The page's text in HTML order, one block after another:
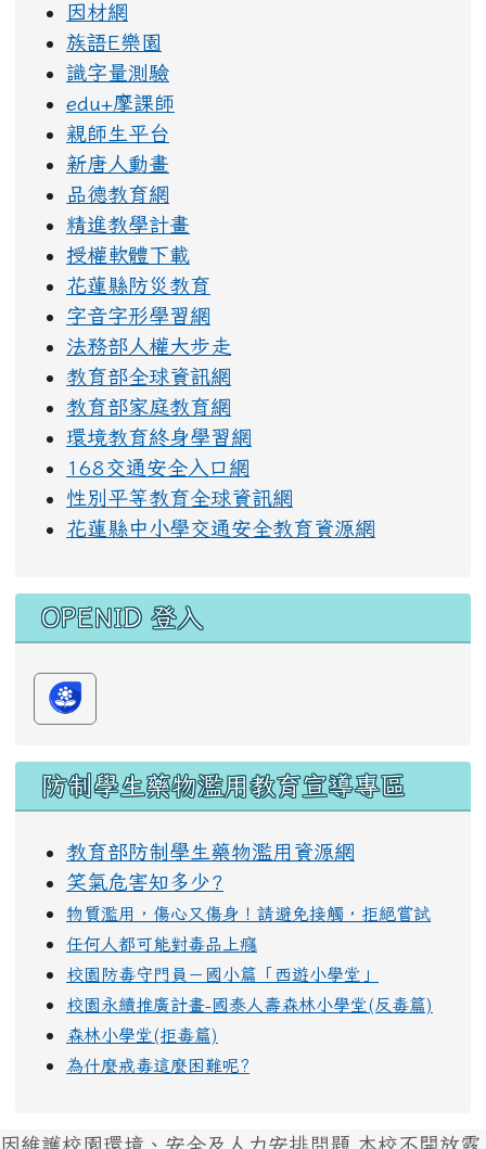
因材網
族語E樂園
識字量測驗
edu+摩課師
親師生平台
新唐人動畫
品德教育網
精進教學計畫
授權軟體下載
花蓮縣防災教育
字音字形學習網
法務部人權大步走
教育部全球資訊網
教育部家庭教育網
環境教育終身學習網
168交通安全入口網
性別平等教育全球資訊網
花蓮縣中小學交通安全教育資源網
OPENID 登入
防制學生藥物濫用教育宣導專區
教育部防制學生藥物濫用資源網
笑氣危害知多少?
物質濫用，傷心又傷身！請避免接觸，拒絕嘗試
任何人都可能對毒品上癮
校園防毒守門員－國小篇「西遊小學堂」
校園永續推廣計畫-國泰人壽森林小學堂(反毒篇)
森林小學堂(拒毒篇)
為什麼戒毒這麼困難呢?
因維護校園環境、安全及人力安排問題,本校不開放露